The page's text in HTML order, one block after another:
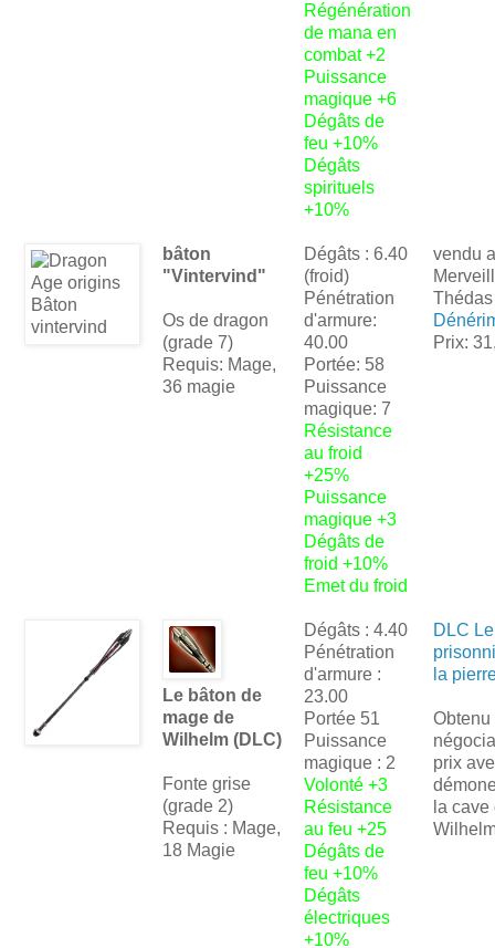
Régénération
de mana en
combat +2
Puissance
magique +6
Dégâts de
feu +10%
Dégâts
spirituels
+10%
bâton
"Vintervind"
Os de dragon
(grade 7)
Requis: Mage,
36 magie
Dégâts : 6.40
(froid)
Pénétration
d'armure:
40.00
Portée: 58
Puissance
magique: 7
Résistance
au froid
+25%
Puissance
magique +3
Dégâts de
froid +10%
Emet du froid
vendu
Prix:
Le bâton de
mage de
Wilhelm (DLC)
Fonte grise
(grade 2)
Requis : Mage,
18 Magie
Dégâts : 4.40
Pénétration
d'armure :
23.00
Portée 51
Puissance
magique : 2
Volonté +3
Résistance
au feu +25
Dégâts de
feu +10%
Dégâts
électriques
+10%
DLC Le
la
Obtenu
prix
la cave